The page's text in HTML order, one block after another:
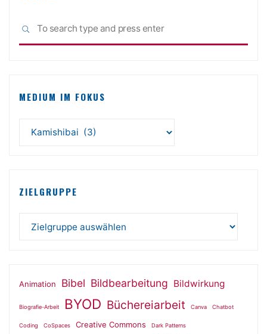
SEARCH
MEDIUM IM FOKUS
ZIELGRUPPE
Animation Bibel Bildbearbeitung Bildwirkung
Biografie-Arbeit BYOD Büchereiarbeit Canva Chatbot
Coding CoSpaces Creative Commons Dark Patterns